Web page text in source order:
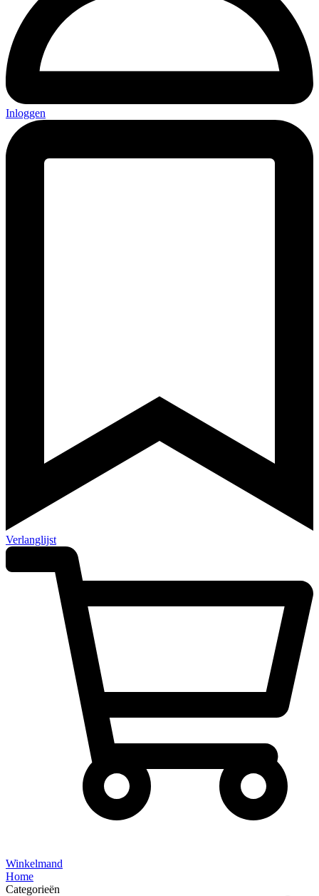
Inloggen
Verlanglijst
Winkelmand
Home
Categorieën